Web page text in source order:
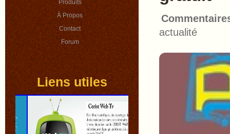
actualité
Produits
À Propos
Contact
Forum
Liens utiles